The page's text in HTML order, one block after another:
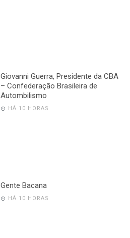
Giovanni Guerra, Presidente da CBA
– Confederação Brasileira de
Autombilismo
HÁ 10 HORAS
Gente Bacana
HÁ 10 HORAS